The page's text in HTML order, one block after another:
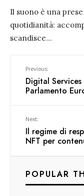
Il suono è una
quotidianità:
scandisce...
Previous:
Digital
Parlamento
Next:
Il regime di
NFT per
POPULAR